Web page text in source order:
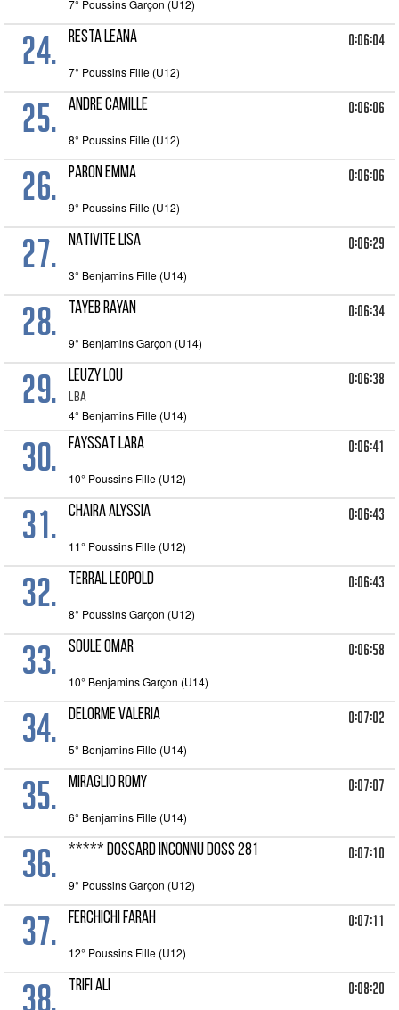
7° Poussins Garçon (U12)
24. RESTA LEANA 0:06:04
7° Poussins Fille (U12)
25. ANDRE CAMILLE 0:06:06
8° Poussins Fille (U12)
26. PARON EMMA 0:06:06
9° Poussins Fille (U12)
27. NATIVITE LISA 0:06:29
3° Benjamins Fille (U14)
28. TAYEB RAYAN 0:06:34
9° Benjamins Garçon (U14)
29. LEUZY LOU
LBA
0:06:38
4° Benjamins Fille (U14)
30. FAYSSAT LARA 0:06:41
10° Poussins Fille (U12)
31. CHAIRA ALYSSIA 0:06:43
11° Poussins Fille (U12)
32. TERRAL LEOPOLD 0:06:43
8° Poussins Garçon (U12)
33. SOULE OMAR 0:06:58
10° Benjamins Garçon (U14)
34. DELORME VALERIA 0:07:02
5° Benjamins Fille (U14)
35. MIRAGLIO ROMY 0:07:07
6° Benjamins Fille (U14)
36. ***** DOSSARD INCONNU Doss 281 0:07:10
9° Poussins Garçon (U12)
37. FERCHICHI FARAH 0:07:11
12° Poussins Fille (U12)
38. TRIFI Ali 0:08:20